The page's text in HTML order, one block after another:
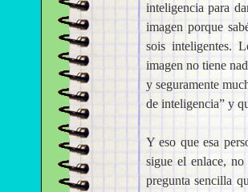
inteligencia para
imagen porque
sois inteligentes.
imagen no tiene
y seguramente
de inteligencia” y
Y eso que esa
sigue el enlace,
pregunta sencilla